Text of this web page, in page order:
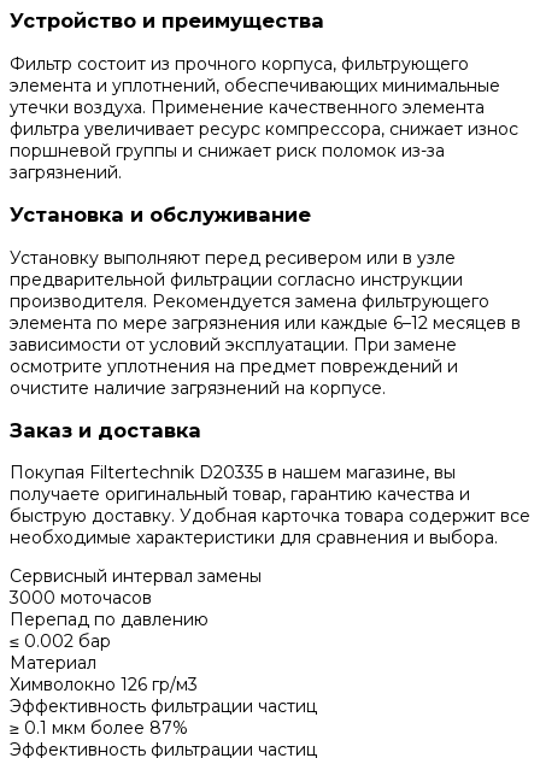
Устройство и преимущества
Фильтр состоит из прочного корпуса, фильтрующего
элемента и уплотнений, обеспечивающих минимальные
утечки воздуха. Применение качественного элемента
фильтра увеличивает ресурс компрессора, снижает износ
поршневой группы и снижает риск поломок из-за
загрязнений.
Установка и обслуживание
Установку выполняют перед ресивером или в узле
предварительной фильтрации согласно инструкции
производителя. Рекомендуется замена фильтрующего
элемента по мере загрязнения или каждые 6–12 месяцев в
зависимости от условий эксплуатации. При замене
осмотрите уплотнения на предмет повреждений и
очистите наличие загрязнений на корпусе.
Заказ и доставка
Покупая Filtertechnik D20335 в нашем магазине, вы
получаете оригинальный товар, гарантию качества и
быструю доставку. Удобная карточка товара содержит все
необходимые характеристики для сравнения и выбора.
Сервисный интервал замены
3000 моточасов
Перепад по давлению
≤ 0.002 бар
Материал
Химволокно 126 гр/м3
Эффективность фильтрации частиц
≥ 0.1 мкм более 87%
Эффективность фильтрации частиц